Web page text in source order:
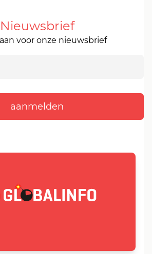
Nieuwsbrief
voor onze nieuwsbrief
GLOBALINFO.nl